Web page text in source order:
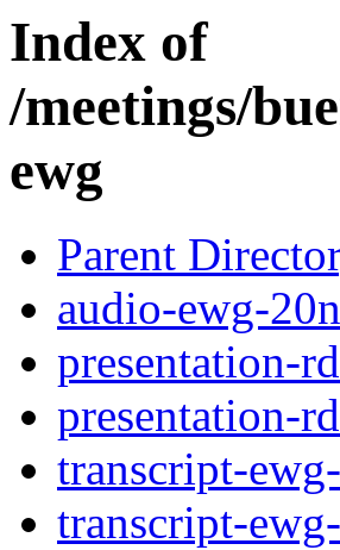
Index of
/meetings/
ewg
Parent
audio-ewg-
presentation-
presentation-
transcript-
transcript-